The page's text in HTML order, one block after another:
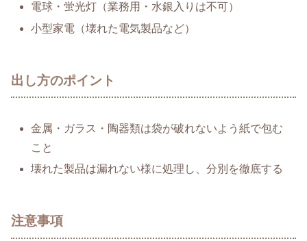
電球・蛍光灯（業務用・水銀入りは不可）
小型家電（壊れた電気製品など）
出し方のポイント
金属・ガラス・陶器類は袋が破れないよう紙で包む
こと
壊れた製品は漏れない様に処理し、分別を徹底する
注意事項